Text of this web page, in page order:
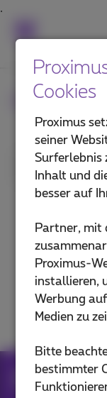
Häufig
1. Kategorie
Internet für
Explore
Sicherheit
Cookies
Proximus
seiner
Surferlebnis
Inhalt und
besser auf
Partner, mit
Proximus-
installieren,
Werbung
Medien zu
Bitte
bestimmter
Hilfe
SD-WAN